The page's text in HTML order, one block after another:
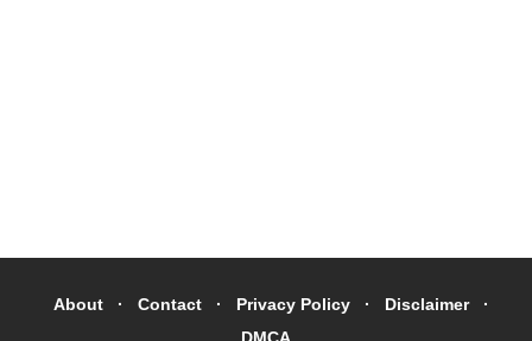
About Contact Privacy Policy
Disclaimer
DMCA